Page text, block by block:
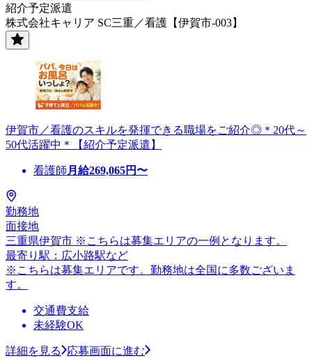
紹介予定派遣
株式会社キャリア SC三重／看護【伊賀市-003】
伊賀市／看護のスキルを発揮できる職場をご紹介◎＊20代～
50代活躍中＊【紹介予定派遣】
看護師 月給269,065円〜
勤務地
面接地
三重県伊賀市 ※こちらは募集エリアの一例となります。
最寄り駅：広小路駅など
※こちらは募集エリアです。勤務地は全国に多数ございま
す。
交通費支給
未経験OK
詳細を見る 応募画面に進む